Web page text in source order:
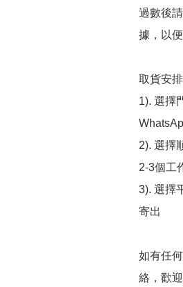
過數後
據，以
取貨安排
1). 選擇
2). 選擇
2-3個工
3). 選擇
寄出
如有任
絡，歡